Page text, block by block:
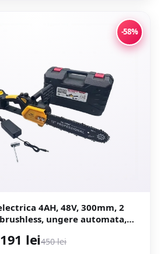
-58%
4AH, 48V, 300mm, 2
ungere automata,
CMP1756Y
191 lei450 lei